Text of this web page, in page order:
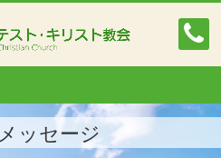
ッセージ